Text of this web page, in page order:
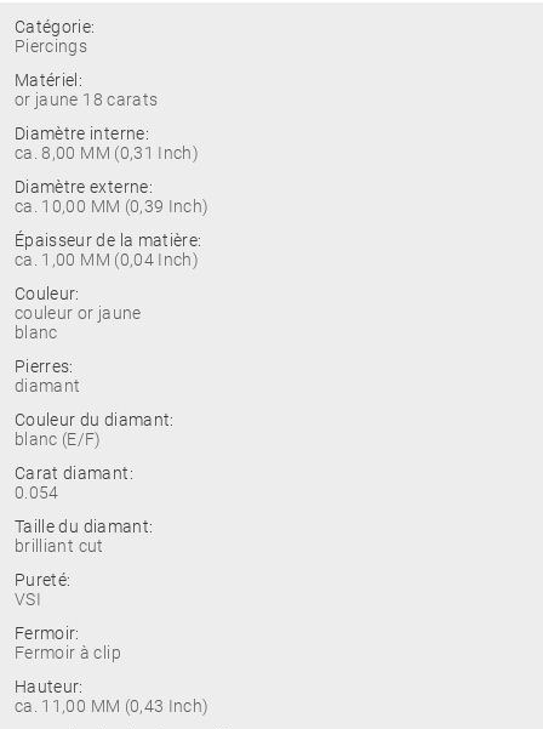
Catégorie:
Piercings
Matériel:
or jaune 18 carats
Diamètre interne:
ca. 8,00 MM (0,31 Inch)
Diamètre externe:
ca. 10,00 MM (0,39 Inch)
Épaisseur de la matière:
ca. 1,00 MM (0,04 Inch)
Couleur:
couleur or jaune
blanc
Pierres:
diamant
Couleur du diamant:
blanc (E/F)
Carat diamant:
0.054
Taille du diamant:
brilliant cut
Pureté:
VSI
Fermoir:
Fermoir à clip
Hauteur:
ca. 11,00 MM (0,43 Inch)